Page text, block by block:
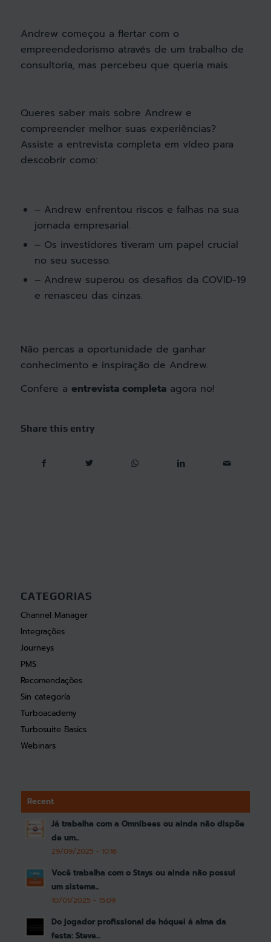
Andrew começou a flertar com o
empreendedorismo através de um trabalho de
consultoria, mas percebeu que queria mais.
Queres saber mais sobre Andrew e
compreender melhor suas experiências?
Assiste a entrevista completa em vídeo para
descobrir como:
– Andrew enfrentou riscos e falhas na sua
jornada empresarial.
– Os investidores tiveram um papel crucial
no seu sucesso.
– Andrew superou os desafios da COVID-19
e renasceu das cinzas.
Não percas a oportunidade de ganhar
conhecimento e inspiração de Andrew.
Confere a entrevista completaagora no!
Share this entry
CATEGORIAS
Channel Manager
Integrações
Journeys
PMS
Recomendações
Sin categoría
Turboacademy
Turbosuite Basics
Webinars
Recent
Já trabalha com a Omnibees ou ainda não dispõe
de um...
29/09/2025 - 10:16
Você trabalha com o Stays ou ainda não possui
um sistema...
10/01/2025 - 15:09
Do jogador profissional de hóquei à alma da
festa: Steve...